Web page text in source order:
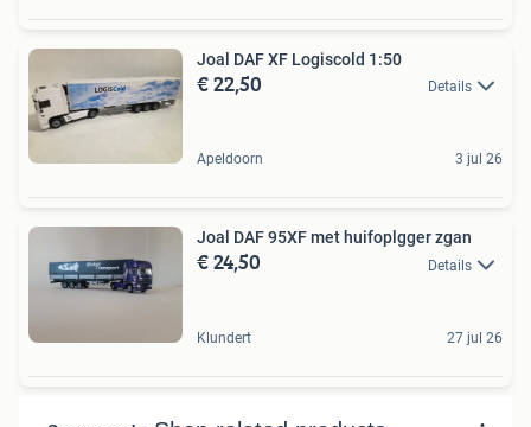
Joal DAF XF Logiscold 1:50
€ 22,50 Details
Apeldoorn 3 jul 26
Joal DAF 95XF met huifoplgger zgan
€ 24,50 Details
Klundert 27 jul 26